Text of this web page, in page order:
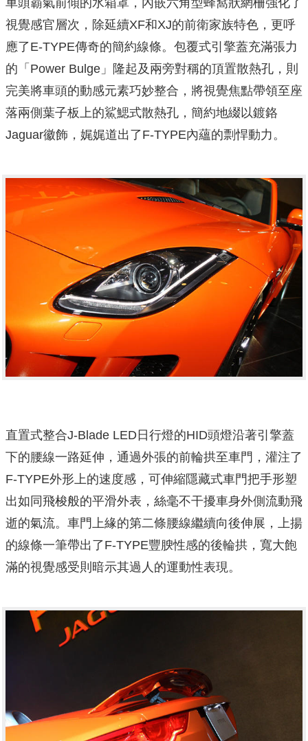
車頭霸氣前傾的水箱罩，內嵌六角型蜂窩狀網柵強化了
視覺感官層次，除延續XF和XJ的前衛家族特色，更呼
應了E-TYPE傳奇的簡約線條。包覆式引擎蓋充滿張力
的「Power Bulge」隆起及兩旁對稱的頂置散熱孔，則
完美將車頭的動感元素巧妙整合，將視覺焦點帶領至座
落兩側葉子板上的鯊鰓式散熱孔，簡約地綴以鍍鉻
Jaguar徽飾，娓娓道出了F-TYPE內蘊的剽悍動力。
直置式整合J-Blade LED日行燈的HID頭燈沿著引擎蓋
下的腰線一路延伸，通過外張的前輪拱至車門，灌注了
F-TYPE外形上的速度感，可伸縮隱藏式車門把手形塑
出如同飛梭般的平滑外表，絲毫不干擾車身外側流動飛
逝的氣流。車門上緣的第二條腰線繼續向後伸展，上揚
的線條一筆帶出了F-TYPE豐腴性感的後輪拱，寬大飽
滿的視覺感受則暗示其過人的運動性表現。